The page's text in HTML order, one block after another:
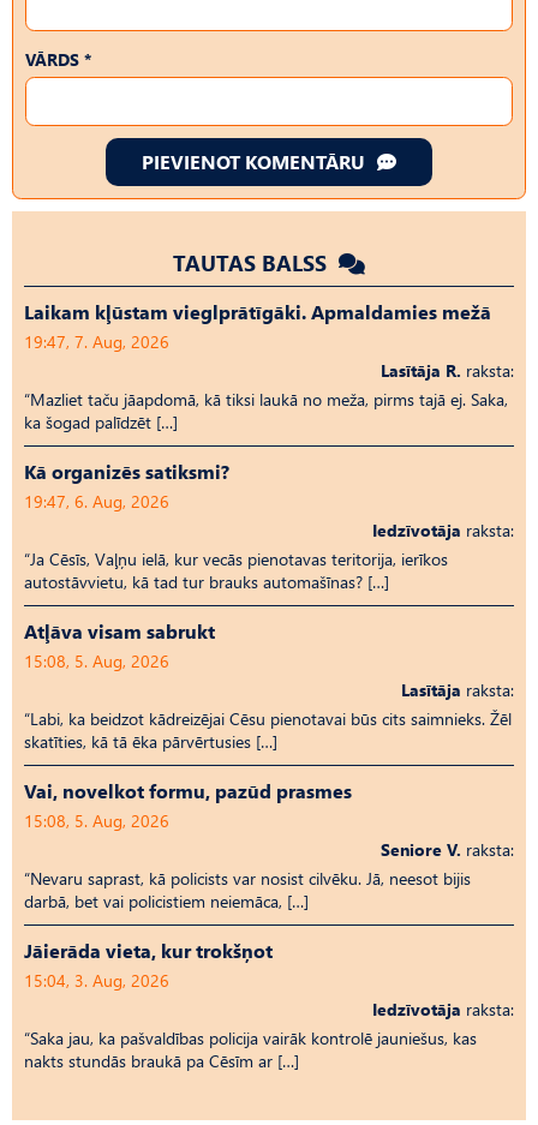
VĀRDS *
PIEVIENOT KOMENTĀRU
TAUTAS BALSS
Laikam kļūstam vieglprātīgāki. Apmaldamies mežā
19:47, 7. Aug, 2026
Lasītāja R. raksta:
“Mazliet taču jāapdomā, kā tiksi laukā no meža, pirms tajā ej. Saka,
ka šogad palīdzēt […]
Kā organizēs satiksmi?
19:47, 6. Aug, 2026
Iedzīvotāja raksta:
“Ja Cēsīs, Vaļņu ielā, kur vecās pienotavas teritorija, ierīkos
autostāvvietu, kā tad tur brauks automašīnas? […]
Atļāva visam sabrukt
15:08, 5. Aug, 2026
Lasītāja raksta:
“Labi, ka beidzot kādreizējai Cēsu pienotavai būs cits saimnieks. Žēl
skatīties, kā tā ēka pārvērtusies […]
Vai, novelkot formu, pazūd prasmes
15:08, 5. Aug, 2026
Seniore V. raksta:
“Nevaru saprast, kā policists var nosist cilvēku. Jā, neesot bijis
darbā, bet vai policistiem neiemāca, […]
Jāierāda vieta, kur trokšņot
15:04, 3. Aug, 2026
Iedzīvotāja raksta:
“Saka jau, ka pašvaldības policija vairāk kontrolē jauniešus, kas
nakts stundās braukā pa Cēsīm ar […]